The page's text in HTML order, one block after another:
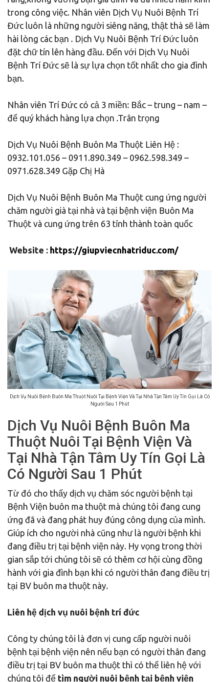
trong công việc. Nhân viên Dịch Vụ Nuôi Bệnh Trí
Đức luôn là những người siêng năng, thật thà sẽ làm
hài lòng các bạn . Dịch Vụ Nuôi Bệnh Trí Đức luôn
đặt chữ tín lên hàng đầu. Đến với Dịch Vụ Nuôi
Bệnh Trí Đức sẽ là sự lựa chọn tốt nhất cho gia đình
bạn.
Nhân viên Trí Đức có cả 3 miền: Bắc – trung – nam –
để quý khách hàng lựa chọn .Trân trọng
Dịch Vụ Nuôi Bệnh Buôn Ma Thuột Liên Hệ :
0932.101.056 – 0911.890.349 – 0962.598.349 –
0971.628.349 Gặp Chị Hà
Dịch Vụ Nuôi Bệnh Buôn Ma Thuột cung ứng người
chăm người già tại nhà và tại bệnh viện Buôn Ma
Thuột và cung ứng trên 63 tỉnh thành toàn quốc
Website : https://giupviecnhatriduc.com/
Dịch Vụ Nuôi Bệnh Buôn Ma Thuột Nuôi Tại Bệnh Viện Và Tại Nhà Tận Tâm Uy Tín Gọi Là Có
Người Sau 1 Phút
Dịch Vụ Nuôi Bệnh Buôn Ma
Thuột Nuôi Tại Bệnh Viện Và
Tại Nhà Tận Tâm Uy Tín Gọi Là
Có Người Sau 1 Phút
Từ đó cho thấy dịch vụ chăm sóc người bệnh tại
Bệnh Viện buôn ma thuột mà chúng tôi đang cung
ứng đã và đang phát huy đúng công dụng của mình.
Giúp ích cho người nhà cũng như là người bệnh khi
đang điều trị tại bệnh viện này. Hy vọng trong thời
gian sắp tới chúng tôi sẽ có thêm cơ hội cùng đồng
hành với gia đình bạn khi có người thân đang điều trị
tại BV buôn ma thuột này.
Liên hệ dịch vụ nuôi bệnh trí đức
Công ty chúng tôi là đơn vị cung cấp người nuôi
bệnh tại bệnh viện nên nếu bạn có người thân đang
điều trị tại BV buôn ma thuột thì có thể liên hệ với
chúng tôi để tìm người nuôi bệnh tại bệnh viện